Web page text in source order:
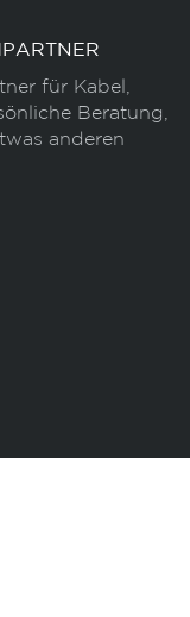
für Kabel,
Beratung,
anderen